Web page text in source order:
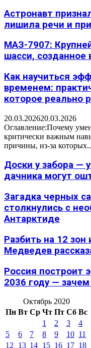
Астронавт
лишила речи и
МАЗ-7907:
шасси, созданное
Как научиться
временем:
которое реально
20.03.202620.03.2026
Оглавление:Почему
критически важным
причины, из-за
Доски у забора —
дачника могут
Загадка черных
столкнулись с
Антарктиде
Разбить на 12 зон
Медведев
Россия построит
2036 году —
Октябрь 2020
Пн Вт Ср Чт Пт Сб Вс
1
2 3
4
5
6 7 8 9 10 11
12
13 14 15 16 17 18